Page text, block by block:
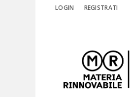
LOGIN REGISTRATI